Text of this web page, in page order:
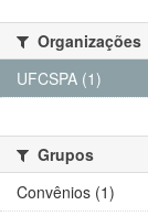
Organizações
UFCSPA (1)
Grupos
Convênios (1)